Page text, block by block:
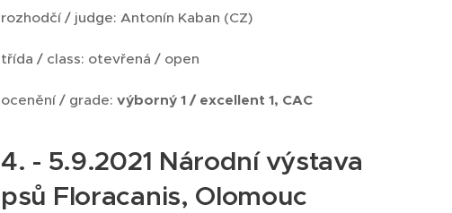
rozhodčí / judge: Antonín Kaban (CZ)
třída / class: otevřená / open
ocenění / grade: výborný 1 / excellent 1, CAC
4. - 5.9.2021 Národní výstava
psů Floracanis, Olomouc